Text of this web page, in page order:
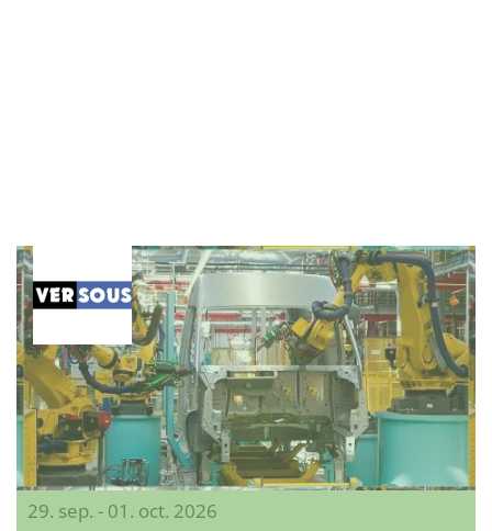
29. sep. - 01. oct. 2026